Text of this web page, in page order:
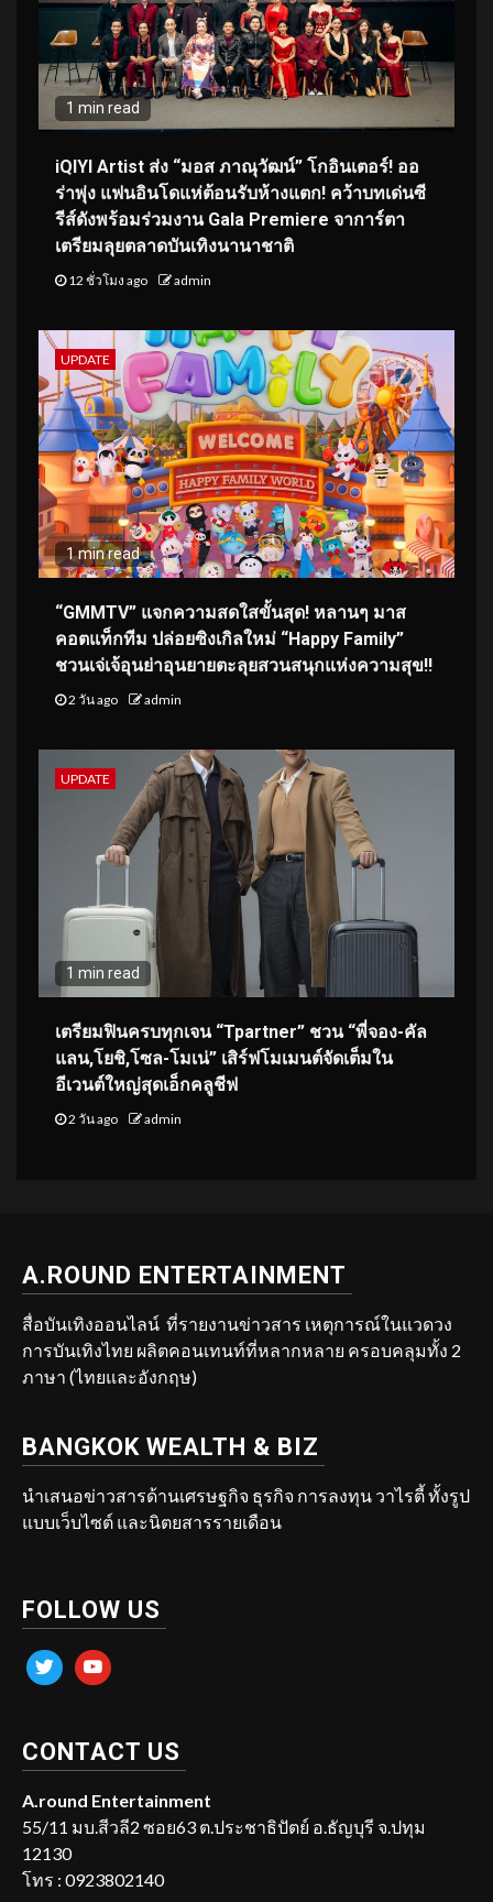
1 min read
iQIYI Artist ส่ง “มอส ภาณุวัฒน์” โกอินเตอร์! ออ
ร่าพุ่ง แฟนอินโดแห่ต้อนรับห้างแตก! คว้าบทเด่นซี
รีส์ดังพร้อมร่วมงาน Gala Premiere จาการ์ตา
เตรียมลุยตลาดบันเทิงนานาชาติ
12 ชั่วโมง ago admin
UPDATE
1 min read
“GMMTV” แจกความสดใสขั้นสุด! หลานๆ มาส
คอตแท็กทีม ปล่อยซิงเกิลใหม่ “Happy Family”
ชวนเจ่เจ้อุนย่าอุนยายตะลุยสวนสนุกแห่งความสุข!!
2 วัน ago admin
UPDATE
1 min read
เตรียมฟินครบทุกเจน “Tpartner” ชวน “พี่จอง-คัล
แลน,โยชิ,โซล-โมเน่” เสิร์ฟโมเมนต์จัดเต็มใน
อีเวนต์ใหญ่สุดเอ็กคลูชีฟ
2 วัน ago admin
A.ROUND ENTERTAINMENT
สื่อบันเทิงออนไลน์ ที่รายงานข่าวสาร เหตุการณ์ในแวดวง
การบันเทิงไทย ผลิตคอนเทนท์ที่หลากหลาย ครอบคลุมทั้ง 2
ภาษา (ไทยและอังกฤษ)
BANGKOK WEALTH & BIZ
นำเสนอข่าวสารด้านเศรษฐกิจ ธุรกิจ การลงทุน วาไรตี้ ทั้งรูป
แบบเว็บไซต์ และนิตยสารรายเดือน
FOLLOW US
twitter youtube
CONTACT US
A.round Entertainment
55/11 มบ.สีวลี2 ซอย63 ต.ประชาธิปัตย์ อ.ธัญบุรี จ.ปทุม
12130
โทร : 0923802140